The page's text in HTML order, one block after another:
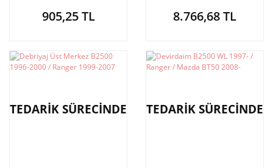
905,25 TL 8.766,68 TL
TEDARİK SÜRECİNDE TEDARİK SÜRECİNDE